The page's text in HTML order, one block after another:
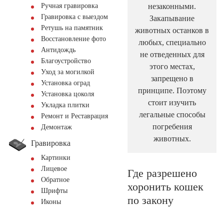
Ручная гравировка
Гравировка с выездом
Ретушь на памятник
Восстановление фото
Антидождь
Благоустройство
Уход за могилкой
Установка оград
Установка цоколя
Укладка плитки
Ремонт и Реставрация
Демонтаж
Гравировка
Картинки
Лицевое
Обратное
Шрифты
Иконы
незаконными.
Закапывание
животных останков в
любых, специально
не отведенных для
этого местах,
запрещено в
принципе. Поэтому
стоит изучить
легальные способы
погребения
животных.
Где разрешено
хоронить кошек
по закону